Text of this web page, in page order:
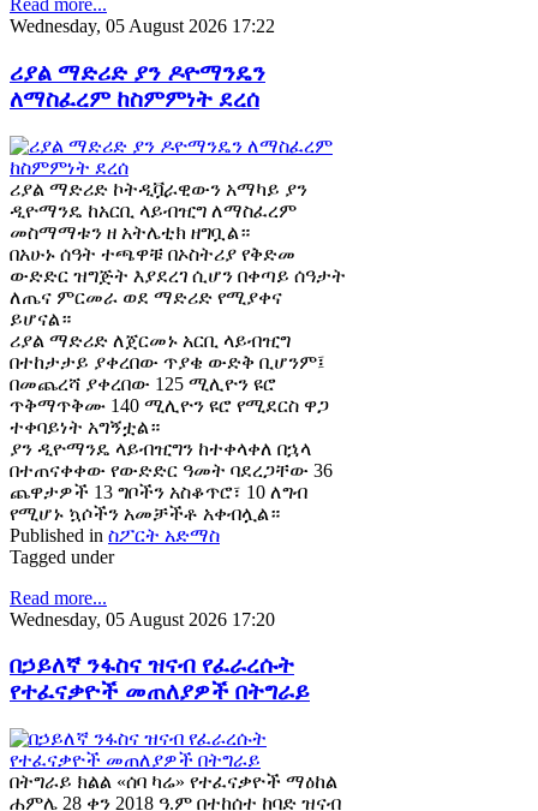
Read more...
Wednesday, 05 August 2026 17:22
ሪያል ማድሪድ ያን ዶዮማንዴን
ለማስፈረም ከስምምነት ደረሰ
ሪያል ማድሪድ ኮትዲቯራዊውን አማካይ ያን
ዲዮማንዴ ከአርቢ ላይብዢግ ለማስፈረም
መስማማቱን ዘ አትሌቲክ ዘግቧል።
በአሁኑ ሰዓት ተጫዋቹ በኦስትሪያ የቅድመ
ውድድር ዝግጅት እያደረገ ሲሆን በቀጣይ ሰዓታት
ለጤና ምርመራ ወደ ማድሪድ የሚያቀና
ይሆናል።
ሪያል ማድሪድ ለጀርመኑ አርቢ ላይብዢግ
በተከታታይ ያቀረበው ጥያቄ ውድቅ ቢሆንም፤
በመጨረሻ ያቀረበው 125 ሚሊዮን ዩሮ
ጥቅማጥቅሙ 140 ሚሊዮን ዩሮ የሚደርስ ዋጋ
ተቀባይነት አግኝቷል።
ያን ዲዮማንዴ ላይብዢግን ከተቀላቀለ በኋላ
በተጠናቀቀው የውድድር ዓመት ባደረጋቸው 36
ጨዋታዎች 13 ግቦችን አስቆጥሮ፣ 10 ለግብ
የሚሆኑ ኳሶችን አመቻችቶ አቀብሏል።
Published in ስፖርት አድማስ
Tagged under
Read more...
Wednesday, 05 August 2026 17:20
በኃይለኛ ንፋስና ዝናብ የፈራረሱት
የተፈናቃዮች መጠለያዎች በትግራይ
በትግራይ ክልል «ሰባ ካሬ» የተፈናቃዮች ማዕከል
ሐምሌ 28 ቀን 2018 ዓ.ም በተከሰተ ከባድ ዝናብ